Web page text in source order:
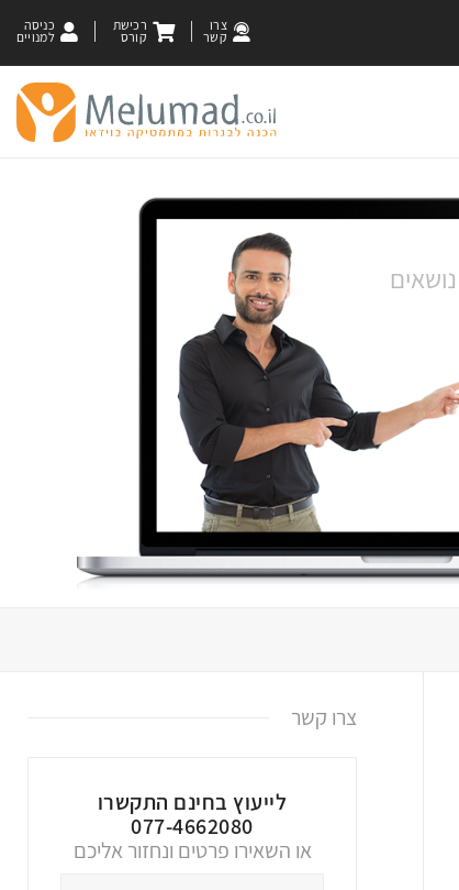
כניסה
למנויים
רכישת
קורס
צרו
קשר
צרו קשר
לייעוץ בחינם התקשרו
077-4662080
או השאירו פרטים ונחזור אליכם